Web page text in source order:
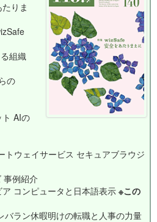
りま
組織
の
ト AIの
トウェイサービス セキュアブラウジ
事例紹介
コンピュータと日本語表示 ※この
バラン休暇明けの転職と人事の力量